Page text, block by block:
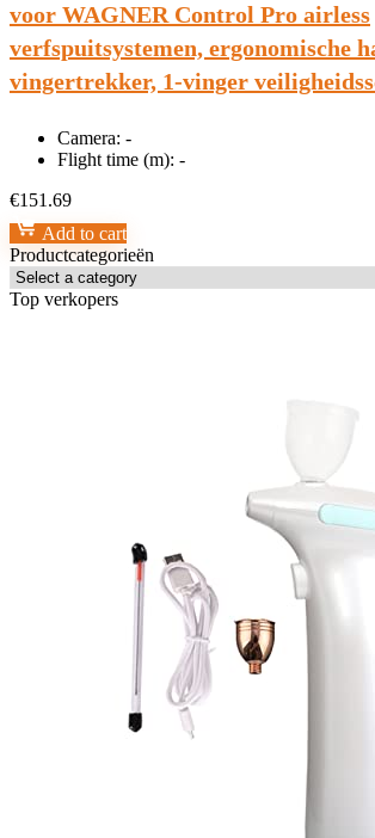
voor WAGNER Control Pro airless
verfspuitsystemen, ergonomische
vingertrekker, 1-vinger
Camera: -
Flight time (m): -
€151.69
Add to cart
Productcategorieën
Top verkopers